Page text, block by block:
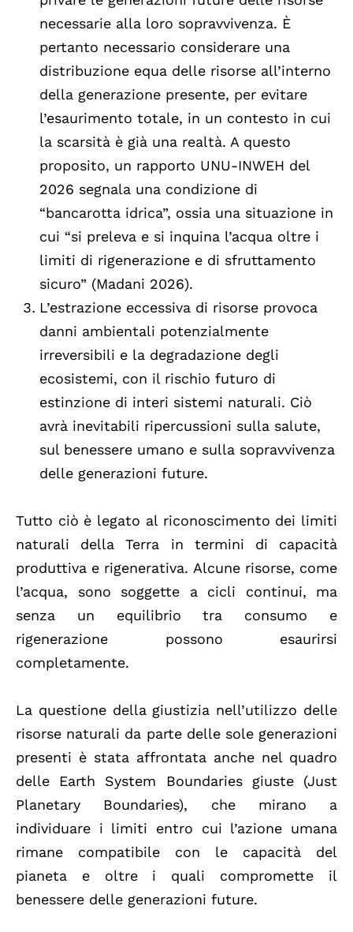
necessarie alla loro sopravvivenza. È
pertanto necessario considerare una
distribuzione equa delle risorse all’interno
della generazione presente, per evitare
l’esaurimento totale, in un contesto in cui
la scarsità è già una realtà. A questo
proposito, un rapporto UNU-INWEH del
2026 segnala una condizione di
“bancarotta idrica”, ossia una situazione in
cui “si preleva e si inquina l’acqua oltre i
limiti di rigenerazione e di sfruttamento
sicuro” (Madani 2026).
L’estrazione eccessiva di risorse provoca
danni ambientali potenzialmente
irreversibili e la degradazione degli
ecosistemi, con il rischio futuro di
estinzione di interi sistemi naturali. Ciò
avrà inevitabili ripercussioni sulla salute,
sul benessere umano e sulla sopravvivenza
delle generazioni future.
Tutto ciò è legato al riconoscimento dei limiti
naturali della Terra in termini di capacità
produttiva e rigenerativa. Alcune risorse, come
l’acqua, sono soggette a cicli continui, ma
senza un equilibrio tra consumo e
rigenerazione possono esaurirsi
completamente.
La questione della giustizia nell’utilizzo delle
risorse naturali da parte delle sole generazioni
presenti è stata affrontata anche nel quadro
delle Earth System Boundaries giuste (Just
Planetary Boundaries), che mirano a
individuare i limiti entro cui l’azione umana
rimane compatibile con le capacità del
pianeta e oltre i quali compromette il
benessere delle generazioni future.